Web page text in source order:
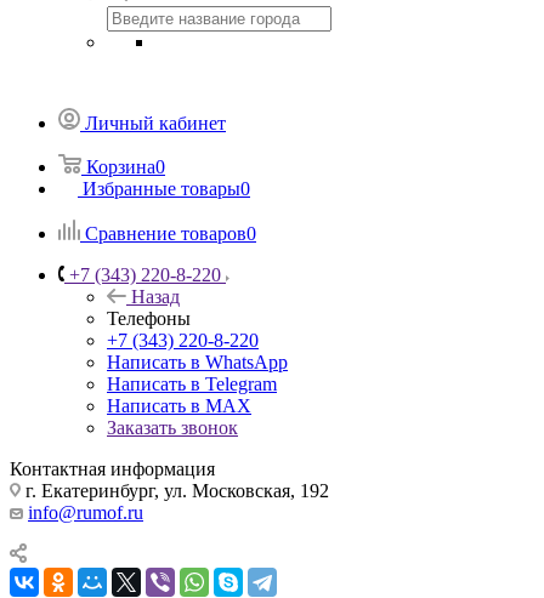
Личный кабинет
Корзина0
Избранные товары0
Сравнение товаров0
+7 (343) 220-8-220
Назад
Телефоны
+7 (343) 220-8-220
Написать в WhatsApp
Написать в Telegram
Написать в MAX
Заказать звонок
Контактная информация
г. Екатеринбург, ул. Московская, 192
info@rumof.ru